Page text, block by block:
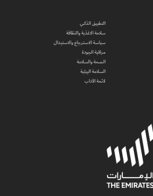
التطبيق الذكي
سلامة الاغذية والنظافة
سياسة الاسترجاع والاستبدال
مراقبة الجودة
الصحة والسلامة
السلامة البيئية
لائحة الآداب